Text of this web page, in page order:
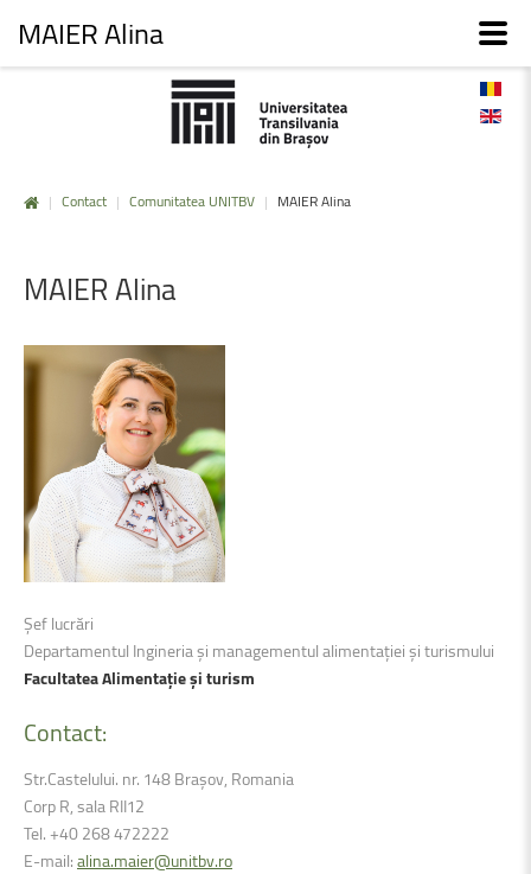
| Contact | Comunitatea UNITBV | MAIER Alina
MAIERAlina
Șef lucrări
Departamentul Ingineria și managementul alimentației şi turismului
Facultatea Alimentație şi turism
Contact:
Str.Castelului. nr. 148 Brașov, Romania
Corp R, sala RII12
Tel. +40 268 472222
E-mail:alina.maier@unitbv.ro
MAIER Alina